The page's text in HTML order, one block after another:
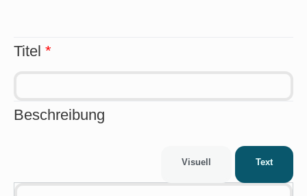
Titel *
Beschreibung
Visuell Text